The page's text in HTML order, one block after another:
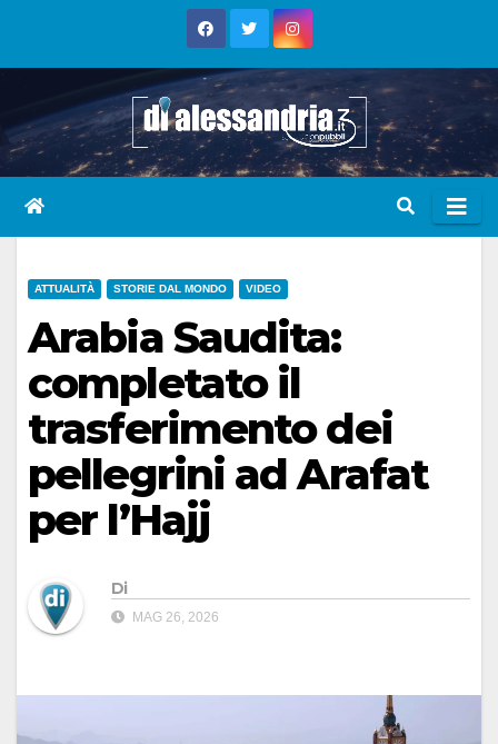
ATTUALITÀ STORIE DAL MONDO VIDEO
Arabia Saudita:
completato il
trasferimento dei
pellegrini ad Arafat
per l’Hajj
Di
MAG 26, 2026